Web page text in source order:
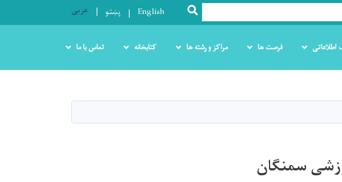
SEARCH
English پښتو عربی
اطلاعاتی فرصت ها مراکز و رشته ها کتابخانه تماس با ما
سمنگان